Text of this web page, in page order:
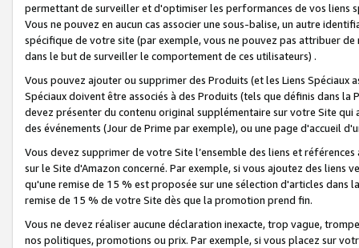
permettant de surveiller et d'optimiser les performances de vos liens
Vous ne pouvez en aucun cas associer une sous-balise, un autre
spécifique de votre site (par exemple, vous ne pouvez pas attribuer
dans le but de surveiller le comportement de ces utilisateurs) .
Vous pouvez ajouter ou supprimer des Produits (et les Liens
Spéciaux doivent être associés à des Produits (tels que définis dans
devez présenter du contenu original supplémentaire sur votre Site qui
des événements (Jour de Prime par exemple), ou une page d'accueil
Vous devez supprimer de votre Site l’ensemble des liens et
sur le Site d'Amazon concerné. Par exemple, si vous ajoutez des
qu'une remise de 15 % est proposée sur une sélection d'articles
remise de 15 % de votre Site dès que la promotion prend fin.
Vous ne devez réaliser aucune déclaration inexacte, trop vague,
nos politiques, promotions ou prix. Par exemple, si vous placez sur